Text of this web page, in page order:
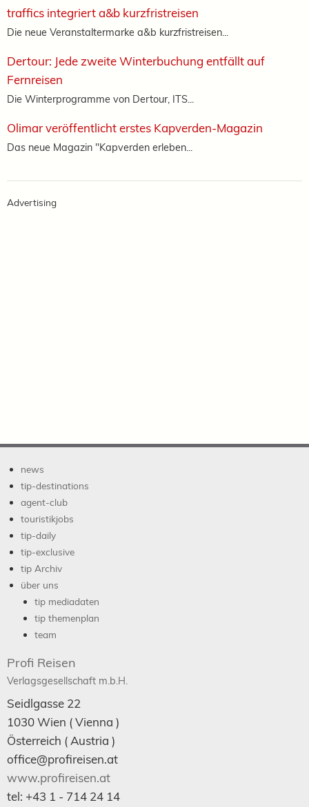
traffics integriert a&b kurzfristreisen
Die neue Veranstaltermarke a&b kurzfristreisen...
Dertour: Jede zweite Winterbuchung entfällt auf
Fernreisen
Die Winterprogramme von Dertour, ITS...
Olimar veröffentlicht erstes Kapverden-Magazin
Das neue Magazin "Kapverden erleben...
Advertising
news
tip-destinations
agent-club
touristikjobs
tip-daily
tip-exclusive
tip Archiv
über uns
tip mediadaten
tip themenplan
team
Profi Reisen
Verlagsgesellschaft m.b.H.
Seidlgasse 22
1030Wien ( Vienna )
Österreich (Austria )
office@profireisen.at
www.profireisen.at
tel: +43 1 - 714 24 14